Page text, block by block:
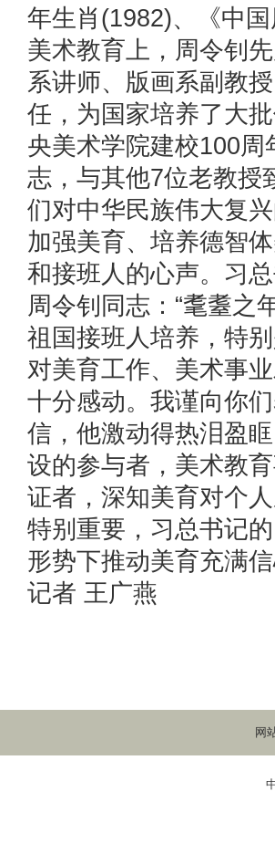
年生肖(1982)、《中
美术教育上，周令钊
系讲师、版画系副教
任，为国家培养了大
央美术学院建校100
志，与其他7位老教授
们对中华民族伟大复
加强美育、培养德智
和接班人的心声。习
周令钊同志：“耄耋之
祖国接班人培养，特
对美育工作、美术事
十分感动。我谨向你
信，他激动得热泪盈
设的参与者，美术教
证者，深知美育对个
特别重要，习总书记
形势下推动美育充
记者 王广燕
网